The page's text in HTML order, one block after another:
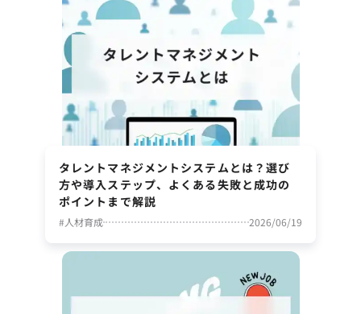
タレントマネジメントシステムとは？選び
方や導入ステップ、よくある失敗と成功の
ポイントまで解説
#人材育成 2026/06/19